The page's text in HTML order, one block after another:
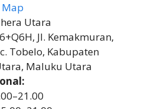
Map
Utara
Jl. Kemakmuran,
Tobelo, Kabupaten
Maluku Utara